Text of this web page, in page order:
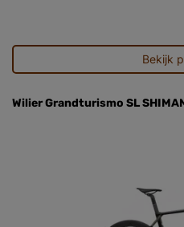
Bekijk
Wilier Grandturismo SL